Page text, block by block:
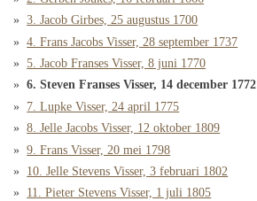
3. Jacob Girbes, 25 augustus 1700
4. Frans Jacobs Visser, 28 september 1737
5. Jacob Franses Visser, 8 juni 1770
6. Steven Franses Visser, 14 december 1772
7. Lupke Visser, 24 april 1775
8. Jelle Jacobs Visser, 12 oktober 1809
9. Frans Visser, 20 mei 1798
10. Jelle Stevens Visser, 3 februari 1802
11. Pieter Stevens Visser, 1 juli 1805